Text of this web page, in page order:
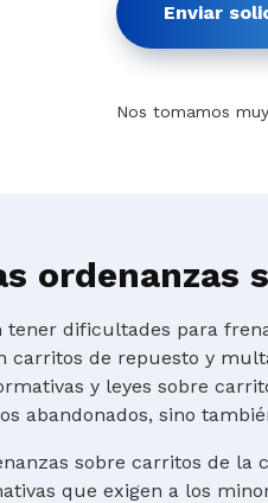
Enviar
Nos tomamos
ordenanzas
tener dificultades para
carritos de repuesto y
y leyes sobre
abandonados, sino
sobre carritos de
que exigen a los